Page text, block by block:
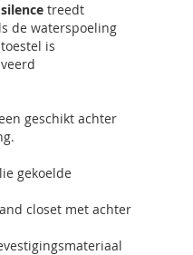
treedt
de waterspoeling
is
geschikt achter
gekoelde
closet met achter